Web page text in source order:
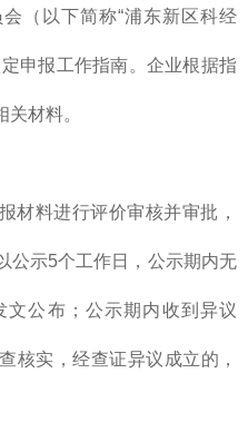
（以下简称“浦东新区科经
申报工作指南。企业根据指
材料。
材料进行评价审核并审批，
公示5个工作日，公示期内无
公布；公示期内收到异议
核实，经查证异议成立的，